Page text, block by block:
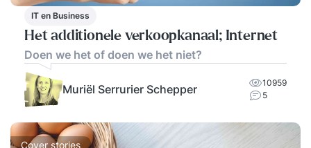
IT en Business
Het additionele verkoopkanaal; Internet
Doen we het of doen we het niet?
Muriël Serrurier Schepper
10959
5
Cover stories